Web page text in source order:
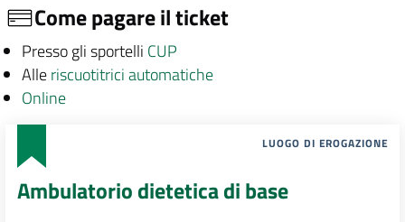
Come pagare il ticket
Presso gli sportelli CUP
Alleriscuotitrici automatiche
Online
LUOGO DI EROGAZIONE
Ambulatorio dietetica di base